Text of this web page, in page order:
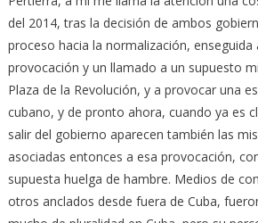
del 2014, tras la decisión de ambos
proceso hacia la normalización, enseguida
provocación y un llamado a un supuesto
Plaza de la Revolución, y a provocar una
cubano, y de pronto ahora, cuando ya es
salir del gobierno aparecen también las
asociadas entonces a esa provocación,
supuesta huelga de hambre. Medios de
otros anclados desde fuera de Cuba,